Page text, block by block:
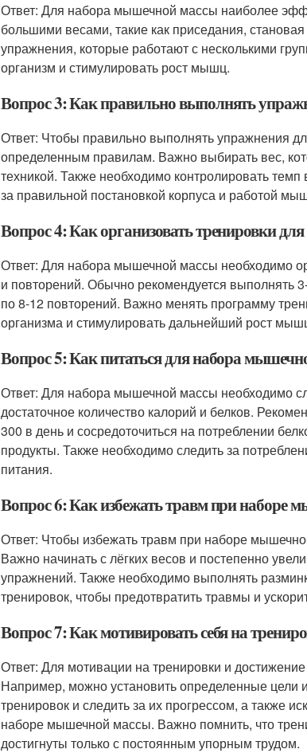
Ответ: Для набора мышечной массы наиболее
большими весами, такие как приседания,
упражнения, которые работают с несколькими
организм и стимулировать рост мышц.
Вопрос 3: Как правильно выполнять
Ответ: Чтобы правильно выполнять упражнения
определенным правилам. Важно выбирать вес,
техникой. Также необходимо контролировать
за правильной постановкой корпуса и работой
Вопрос 4: Как организовать тренировки
Ответ: Для набора мышечной массы необходимо
и повторений. Обычно рекомендуется выполнять
по 8-12 повторений. Важно менять программу
организма и стимулировать дальнейший рост
Вопрос 5: Как питаться для набора
Ответ: Для набора мышечной массы необходимо
достаточное количество калорий и белков.
300 в день и сосредоточиться на потреблении
продукты. Также необходимо следить за
питания.
Вопрос 6: Как избежать травм при наборе
Ответ: Чтобы избежать травм при наборе
Важно начинать с лёгких весов и постепенно
упражнений. Также необходимо выполнять
тренировок, чтобы предотвратить травмы и
Вопрос 7: Как мотивировать себя на
Ответ: Для мотивации на тренировки и
Например, можно установить определенные цели
тренировок и следить за их прогрессом, а также
наборе мышечной массы. Важно помнить, что
достигнуты только с постоянным упорным трудом.